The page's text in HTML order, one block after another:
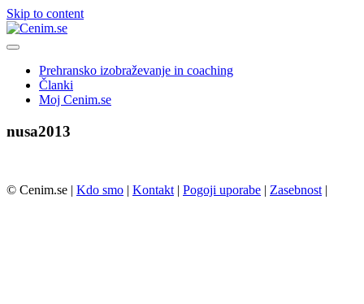
Skip to content
Prehransko izobraževanje in coaching
Članki
Moj Cenim.se
nusa2013
© Cenim.se | Kdo smo | Kontakt| Pogoji uporabe | Zasebnost|